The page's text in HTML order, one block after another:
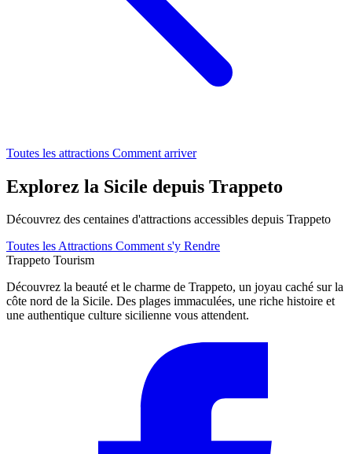
Toutes les attractions Comment arriver
Explorez la Sicile depuis Trappeto
Découvrez des centaines d'attractions accessibles depuis Trappeto
Toutes les Attractions Comment s'y Rendre
Trappeto Tourism
Découvrez la beauté et le charme de Trappeto, un joyau caché sur la
côte nord de la Sicile. Des plages immaculées, une riche histoire et
une authentique culture sicilienne vous attendent.